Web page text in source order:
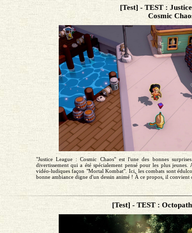
[Test] - TEST :
Cosmic
"Justice League : Cosmic Chaos" est l'une des bonnes
divertissement qui a été spécialement pensé pour les plus
vidéo-ludiques façon "Mortal Kombat". Ici, les combats sont
bonne ambiance digne d'un dessin animé ! À ce propos, il convient
[Test] - TEST :